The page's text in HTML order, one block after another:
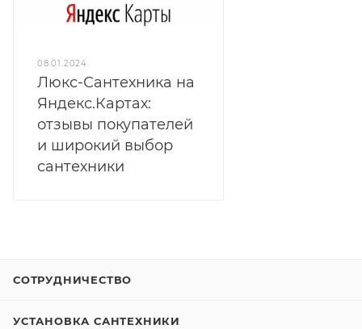
08.01.2024
Люкс-Сантехника на
Яндекс.Картах:
отзывы покупателей
и широкий выбор
сантехники
СОТРУДНИЧЕСТВО
УСТАНОВКА САНТЕХНИКИ